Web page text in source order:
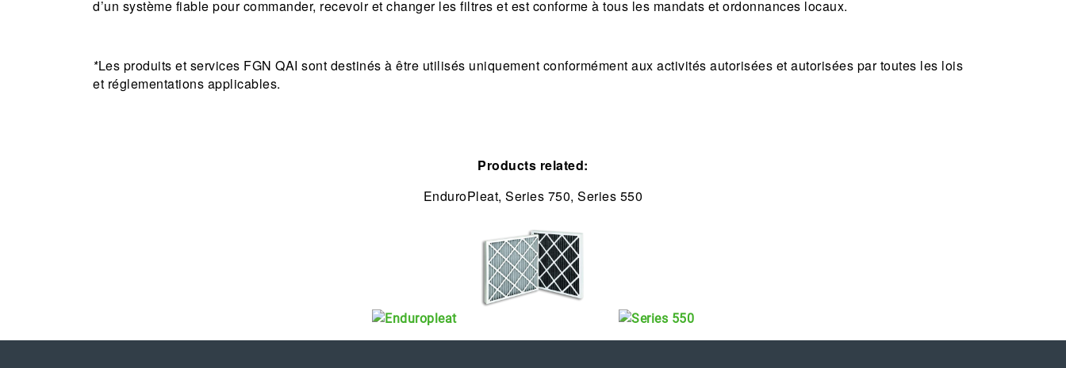
d’un système fiable pour commander, recevoir et changer les filtres et est conforme à tous les mandats et ordonnances locaux.
*Les produits et services FGN QAI sont destinés à être utilisés uniquement conformément aux activités autorisées et autorisées par toutes les lois
et réglementations applicables.
Products related:
EnduroPleat, Series 750, Series 550